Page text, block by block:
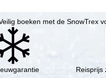
boeken met de SnowTrex
Reisprijs